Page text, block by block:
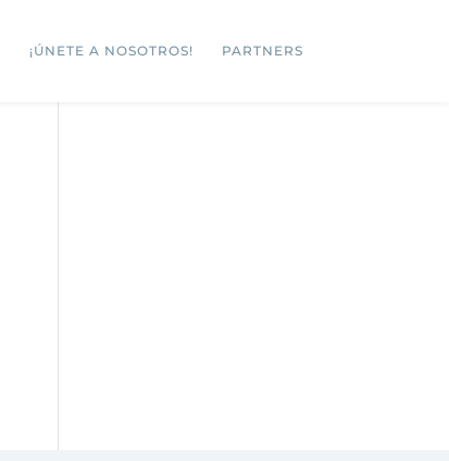
¡ÚNETE A NOSOTROS! PARTNERS